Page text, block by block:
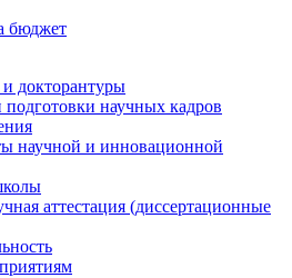
бюджет
докторантуры
научных кадров
научной и инновационной
аттестация (диссертационные